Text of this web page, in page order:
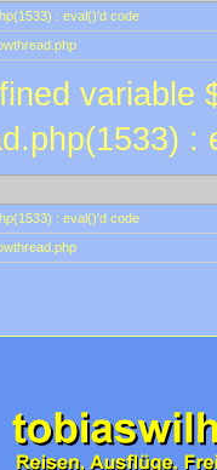
: eval()'d code
variable
:
: eval()'d code